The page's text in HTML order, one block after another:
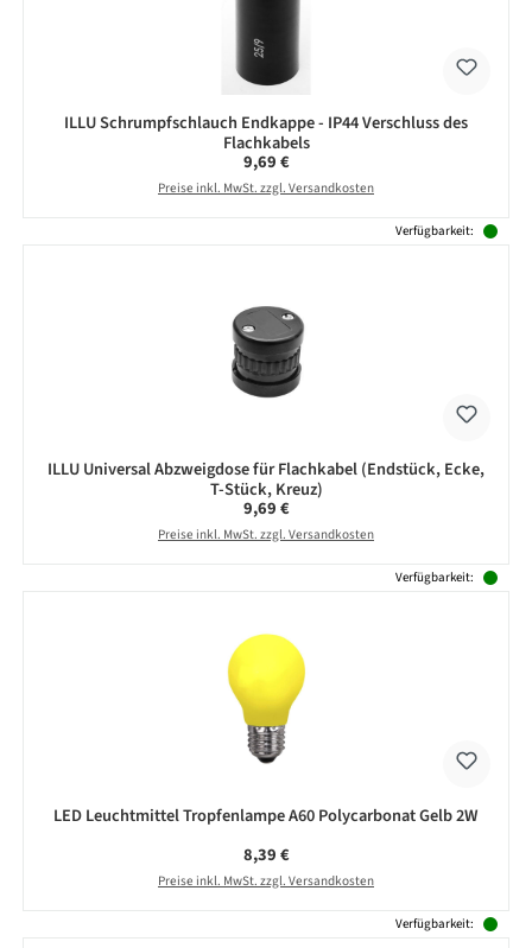
ILLU Schrumpfschlauch Endkappe - IP44 Verschluss des
Flachkabels
Regulärer Preis:
9,69 €
Preise inkl. MwSt. zzgl. Versandkosten
Verfügbarkeit:
ILLU Universal Abzweigdose für Flachkabel (Endstück, Ecke,
T-Stück, Kreuz)
Regulärer Preis:
9,69 €
Preise inkl. MwSt. zzgl. Versandkosten
Verfügbarkeit:
LED Leuchtmittel Tropfenlampe A60 Polycarbonat Gelb 2W
Regulärer Preis:
8,39 €
Preise inkl. MwSt. zzgl. Versandkosten
Verfügbarkeit: